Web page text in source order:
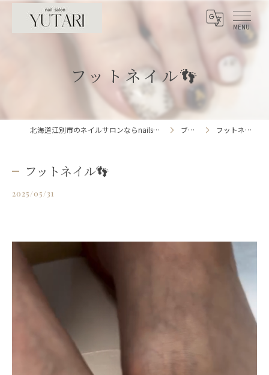
フットネイル👣
北海道江別市のネイルサロンならnailsalon YUTARI ブログ フットネイル👣
フットネイル👣
2025/05/31